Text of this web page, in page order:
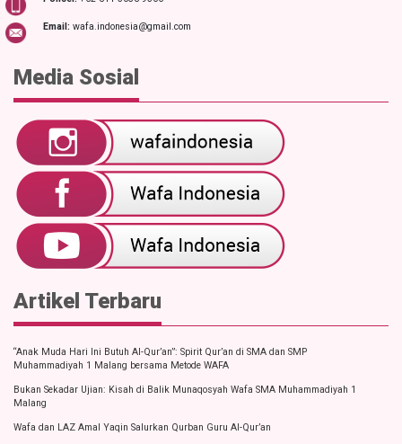
Email: wafa.indonesia@gmail.com
Media Sosial
Artikel Terbaru
“Anak Muda Hari Ini Butuh Al-Qur’an”: Spirit Qur’an di SMA dan SMP
Muhammadiyah 1 Malang bersama Metode WAFA
Bukan Sekadar Ujian: Kisah di Balik Munaqosyah Wafa SMA Muhammadiyah 1
Malang
Wafa dan LAZ Amal Yaqin Salurkan Qurban Guru Al-Qur’an